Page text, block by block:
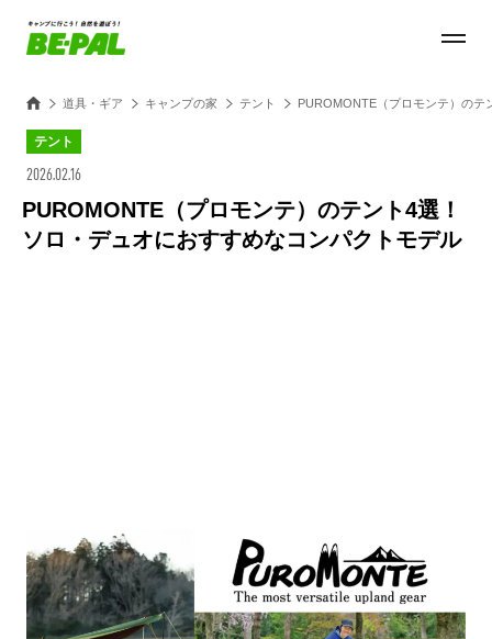
道具・ギア キャンプの家 テント PUROMONTE（プロモンテ）のテ
テント
2026.02.16
PUROMONTE（プロモンテ）のテント4選！
ソロ・デュオにおすすめなコンパクトモデル